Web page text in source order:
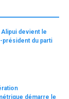
Alipui devient le
du parti
démarre le